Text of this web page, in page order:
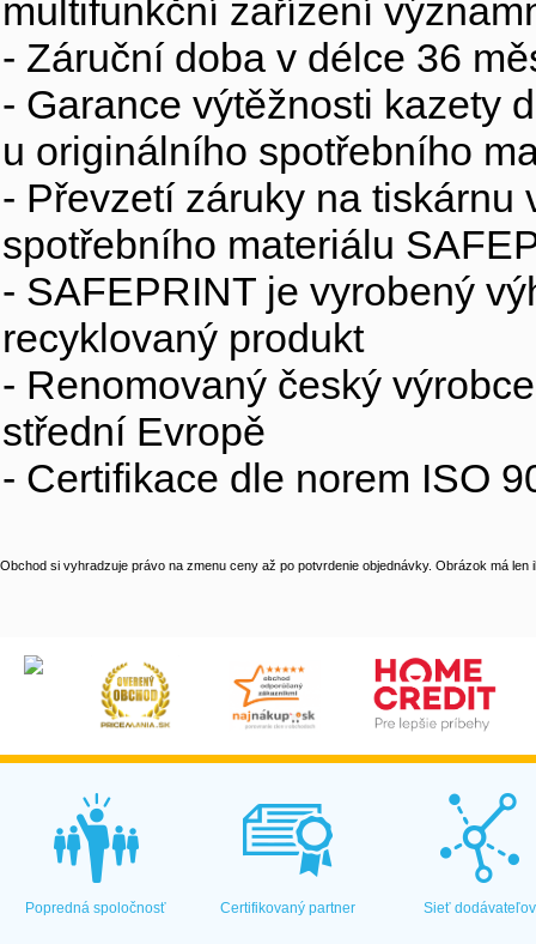
multifunkční zařízení
- Záruční doba v délce 36
- Garance výtěžnosti kazety
u originálního spotřebního
- Převzetí záruky na
spotřebního materiálu
- SAFEPRINT je vyrobený
recyklovaný produkt
- Renomovaný český
střední Evropě
- Certifikace dle norem ISO
Obchod si vyhradzuje právo na zmenu ceny až po potvrdenie objednávky. Obrázok má len
Popredná spoločnosť Certifikovaný partner Sieť dodávateľov